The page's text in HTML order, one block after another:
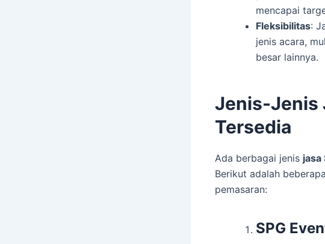
mencapai
Fleksibilitas:
jenis acara,
besar lainnya.
Jenis-Jenis
Tersedia
Ada berbagai jenis jasa
Berikut adalah
pemasaran:
SPG